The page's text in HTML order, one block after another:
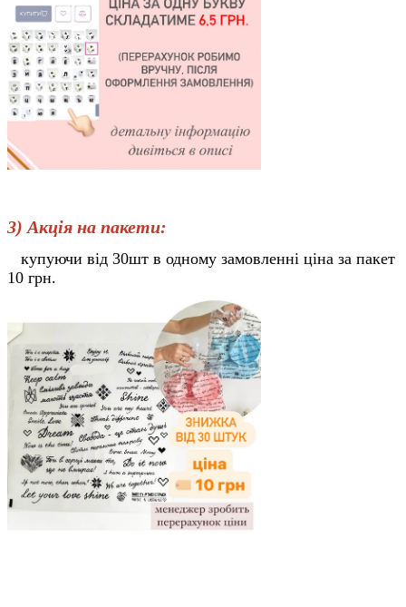
3) Акція на пакети:
купуючи від 30шт в одному замовленні ціна за пакет
10 грн.